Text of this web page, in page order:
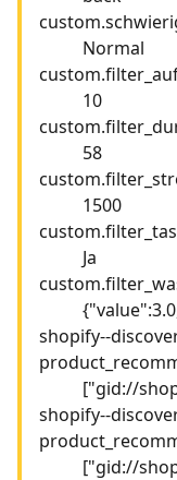
Normal
10
58
1500
Ja
shopify--
["gid://
shopify--
["gid://